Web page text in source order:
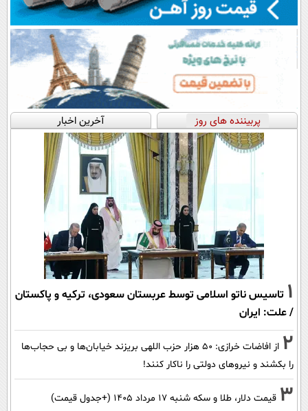
پربیننده های روز آخرین اخبار
1 تاسیس ناتو اسلامی توسط عربستان سعودی، ترکیه و پاکستان
/ علت: ایران
2
از افاضات خرازی: ۵۰ هزار حزب اللهی بریزند خیابان‌ها و بی حجاب‌ها
را بکشند و نیرو‌های دولتی را ناکار کنند!
3 قیمت دلار، طلا و سکه شنبه ۱۷ مرداد ۱۴۰۵ (+جدول قیمت)